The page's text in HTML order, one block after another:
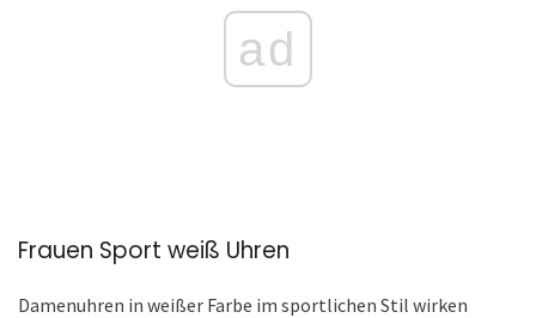
ad
Frauen Sport weiß Uhren
Damenuhren in weißer Farbe im sportlichen Stil wirken